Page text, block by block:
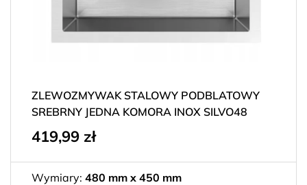
ZLEWOZMYWAK STALOWY PODBLATOWY
SREBRNY JEDNA KOMORA INOX SILVO48
419,99 zł
Wymiary: 480 mm x 450 mm